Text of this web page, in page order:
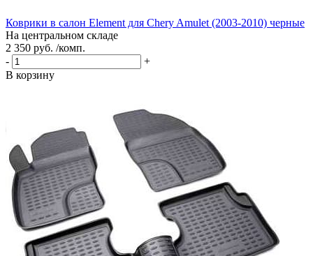
Коврики в салон Element для Chery Amulet (2003-2010) черные
На центральном складе
2 350 руб. /комп.
-
+
В корзину